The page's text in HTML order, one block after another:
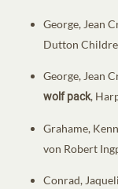
George, Jean
Dutton
George, Jean
wolf pack,
Grahame,
von Robert
Conrad,